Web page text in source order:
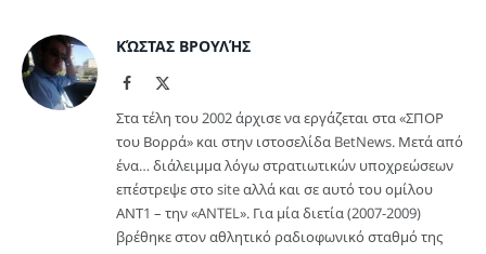
ΚΏΣΤΑΣ ΒΡΟΥΛΉΣ
Facebook
Στα τέλη του 2002 άρχισε να εργάζεται στα «ΣΠΟΡ
του Βορρά» και στην ιστοσελίδα BetNews. Μετά από
ένα… διάλειμμα λόγω στρατιωτικών υποχρεώσεων
επέστρεψε στο site αλλά και σε αυτό του ομίλου
ΑΝΤ1 – την «ANTEL». Για μία διετία (2007-2009)
βρέθηκε στον αθλητικό ραδιοφωνικό σταθμό της